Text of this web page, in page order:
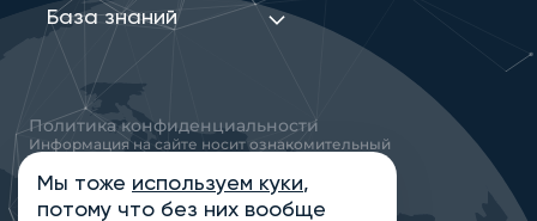
База знаний
Политика конфиденциальности
Информация на сайте носит ознакомительный
характер и не является публичной офертой,
определяемой положениями статьи 437
Гражданского кодекса РФ
Мы тоже используем куки,
потому что без них вообще